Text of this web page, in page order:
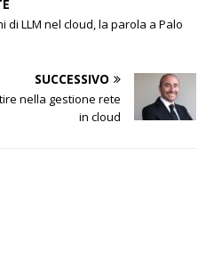
di LLM nel cloud, la parola a Palo
SUCCESSIVO
nella gestione rete
in cloud